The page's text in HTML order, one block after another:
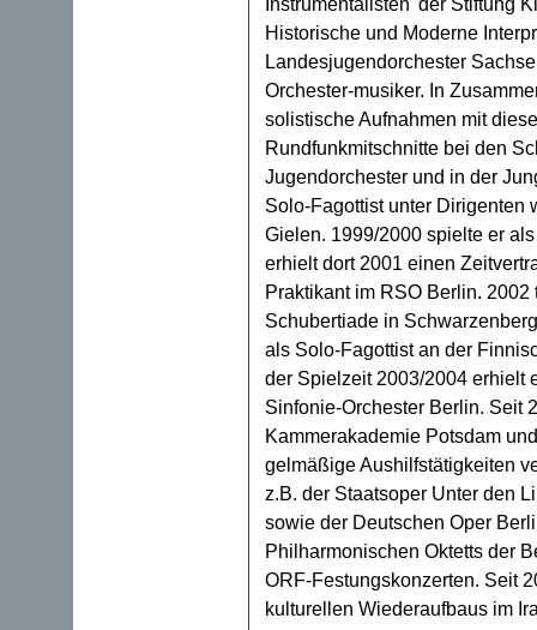
Historische und Moderne
Landesjugendorchester
Orchester-musiker. In
solistische Aufnahmen mit
Rundfunkmitschnitte bei den
Jugendorchester und in der
Solo-Fagottist unter Dirigenten
Gielen. 1999/2000 spielte er
erhielt dort 2001 einen
Praktikant im RSO Berlin. 2002
Schubertiade in
als Solo-Fagottist an der
der Spielzeit 2003/2004 erhielt
Sinfonie-Orchester Berlin. Seit
Kammerakademie Potsdam
gelmäßige Aushilfstätigkeiten
z.B. der Staatsoper Unter den
sowie der Deutschen Oper
Philharmonischen Oktetts der
ORF-Festungskonzerten. Seit
kulturellen Wiederaufbaus im